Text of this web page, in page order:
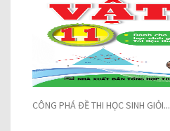
CÔNG PHÁ ĐỀ THI HỌC SINH GIỎI...